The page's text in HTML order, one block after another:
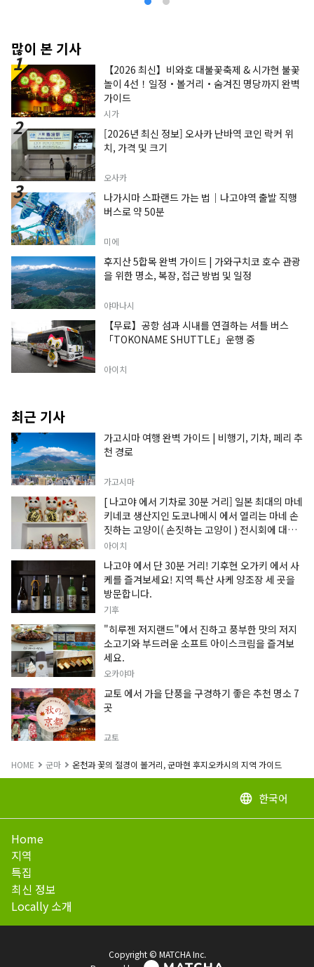
많이 본 기사
【2026 최신】비와호 대불꽃축제 & 시가현 불꽃
놀이 4선！일정・볼거리・숨겨진 명당까지 완벽
가이드
시가
[2026년 최신 정보] 오사카 난바역 코인 락커 위
치, 가격 및 크기
오사카
나가시마 스파랜드 가는 법｜나고야역 출발 직행
버스로 약 50분
미에
후지산 5합목 완벽 가이드 | 가와구치코 호수 관광
을 위한 명소, 복장, 접근 방법 및 일정
야마나시
【무료】공항 섬과 시내를 연결하는 셔틀 버스
「TOKONAME SHUTTLE」운행 중
아이치
최근 기사
가고시마 여행 완벽 가이드 | 비행기, 기차, 페리 추
천 경로
가고시마
[ 나고야 에서 기차로 30분 거리] 일본 최대의 마네
키네코 생산지인 도코나메시 에서 열리는 마네 손
짓하는 고양이( 손짓하는 고양이 ) 전시회에 대한
정보입니다.
아이치
나고야 에서 단 30분 거리! 기후현 오가키 에서 사
케를 즐겨보세요! 지역 특산 사케 양조장 세 곳을
방문합니다.
기후
"히루젠 저지랜드"에서 진하고 풍부한 맛의 저지
소고기와 부드러운 소프트 아이스크림을 즐겨보
세요.
오카야마
교토 에서 가을 단풍을 구경하기 좋은 추천 명소 7
곳
교토
HOME 군마 온천과 꽃의 절경이 볼거리, 군마현 후지오카시의 지역 가이드
language 한국어
Home
지역
특집
최신 정보
Locally 소개
Copyright © MATCHA Inc.